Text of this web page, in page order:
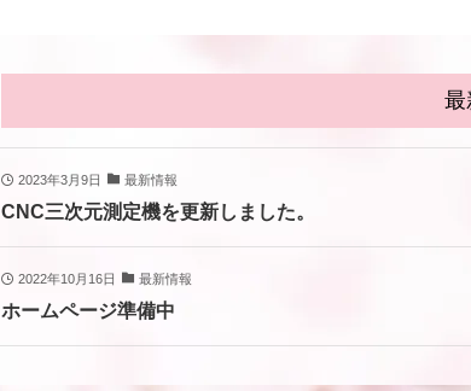
最
2023年3月9日 最新情報
CNC三次元測定機を更新しました。
2022年10月16日 最新情報
ホームページ準備中